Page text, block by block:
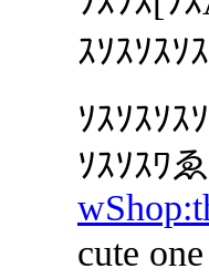
ｽｿｽｿｽｿ
ｿｽｿｽｿｽ
ｿｽｿｽﾜ
cute